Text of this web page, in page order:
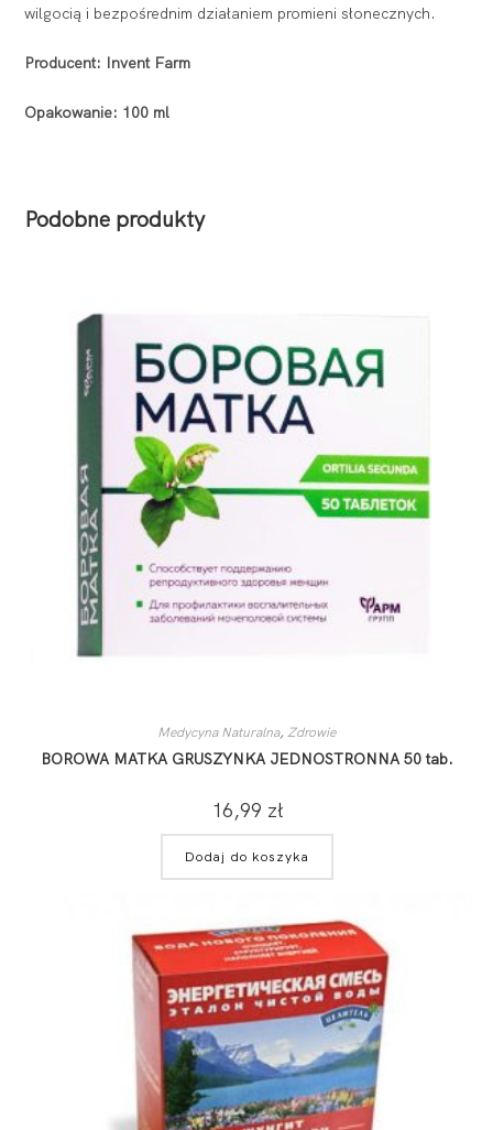
wilgocią i bezpośrednim działaniem promieni słonecznych.
Producent: Invent Farm
Opakowanie: 100 ml
Podobne produkty
Medycyna Naturalna,Zdrowie
BOROWA MATKA GRUSZYNKA JEDNOSTRONNA 50 tab.
16,99 zł
Dodaj do koszyka